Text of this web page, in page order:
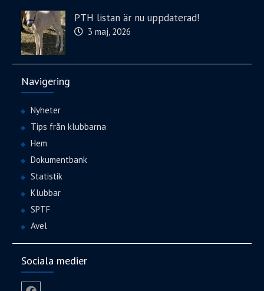
PTH listan är nu uppdaterad!
3 maj, 2026
Navigering
Nyheter
Tips från klubbarna
Hem
Dokumentbank
Statistik
Klubbar
SPTF
Avel
Sociala medier